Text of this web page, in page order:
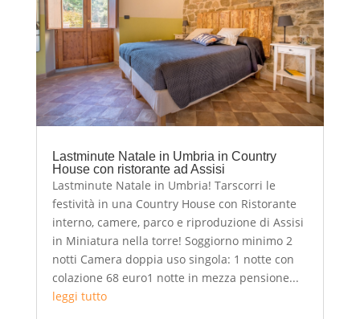
Lastminute Natale in Umbria in Country
House con ristorante ad Assisi
Lastminute Natale in Umbria! Tarscorri le
festività in una Country House con Ristorante
interno, camere, parco e riproduzione di Assisi
in Miniatura nella torre! Soggiorno minimo 2
notti Camera doppia uso singola: 1 notte con
colazione 68 euro1 notte in mezza pensione...
leggi tutto